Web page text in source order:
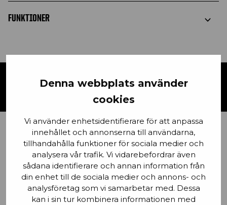
Denna webbplats använder
cookies
Vi använder enhetsidentifierare för att anpassa
innehållet och annonserna till användarna,
tillhandahålla funktioner för sociala medier och
analysera vår trafik. Vi vidarebefordrar även
sådana identifierare och annan information från
din enhet till de sociala medier och annons- och
analysföretag som vi samarbetar med. Dessa
kan i sin tur kombinera informationen med
FUNKTIONER
KONTAKTA OSS
Förnamn
Email